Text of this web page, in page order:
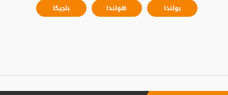
بولندا هولندا بلجيكا